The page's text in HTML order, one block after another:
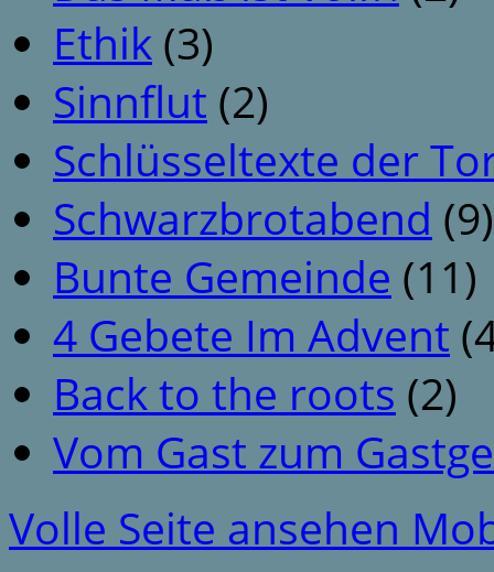
Ethik (3)
Sinnflut (2)
Schlüsseltexte der
Schwarzbrotabend (9)
Bunte Gemeinde (11)
4 Gebete Im Advent
Back to the roots (2)
Vom Gast zum
Volle Seite ansehen